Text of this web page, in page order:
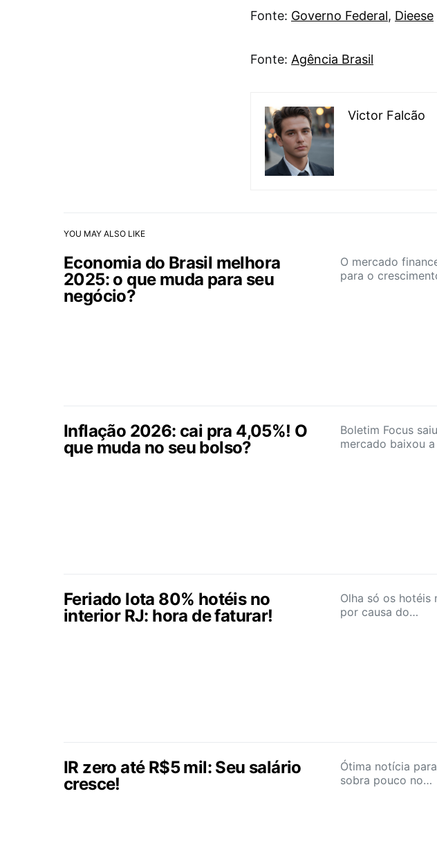
Fonte: Governo Federal, Dieese
Fonte: Agência Brasil
Victor Falcão
YOU MAY ALSO LIKE
Economia do Brasil melhora
2025: o que muda para seu
negócio?
O mercado
para o
Inflação 2026: cai pra 4,05%! O
que muda no seu bolso?
Boletim Focus
mercado baixou
Feriado lota 80% hotéis no
interior RJ: hora de faturar!
Olha só os hotéis
por causa do…
IR zero até R$5 mil: Seu salário
cresce!
Ótima notícia
sobra pouco no…